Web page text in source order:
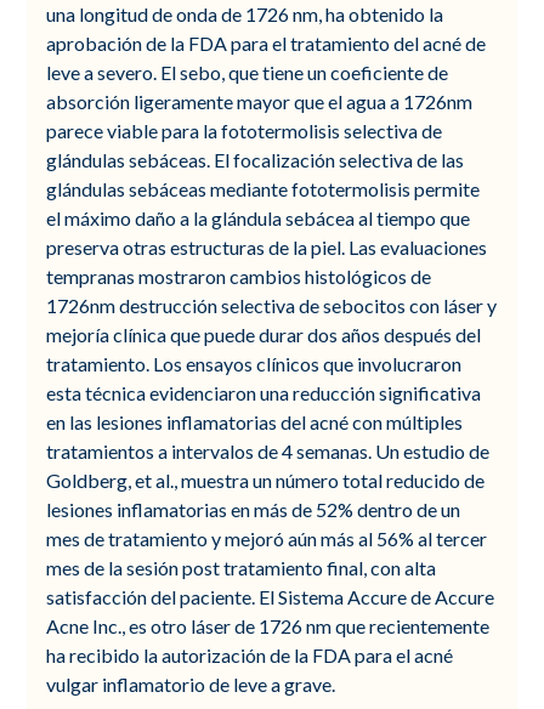
una longitud de onda de 1726 nm, ha obtenido la
aprobación de la FDA para el tratamiento del acné de
leve a severo. El sebo, que tiene un coeficiente de
absorción ligeramente mayor que el agua a 1726nm
parece viable para la fototermolisis selectiva de
glándulas sebáceas. El focalización selectiva de las
glándulas sebáceas mediante fototermolisis permite
el máximo daño a la glándula sebácea al tiempo que
preserva otras estructuras de la piel. Las evaluaciones
tempranas mostraron cambios histológicos de
1726nm destrucción selectiva de sebocitos con láser y
mejoría clínica que puede durar dos años después del
tratamiento. Los ensayos clínicos que involucraron
esta técnica evidenciaron una reducción significativa
en las lesiones inflamatorias del acné con múltiples
tratamientos a intervalos de 4 semanas. Un estudio de
Goldberg, et al., muestra un número total reducido de
lesiones inflamatorias en más de 52% dentro de un
mes de tratamiento y mejoró aún más al 56% al tercer
mes de la sesión post tratamiento final, con alta
satisfacción del paciente. El Sistema Accure de Accure
Acne Inc., es otro láser de 1726 nm que recientemente
ha recibido la autorización de la FDA para el acné
vulgar inflamatorio de leve a grave.